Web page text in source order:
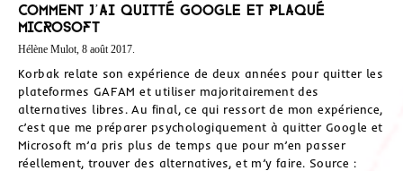
Comment j’ai quitté Google et plaqué
Microsoft
Hélène Mulot, 8 août 2017.
Korbak relate son expérience de deux années pour quitter les
plateformes GAFAM et utiliser majoritairement des
alternatives libres. Au final, ce qui ressort de mon expérience,
c’est que me préparer psychologiquement à quitter Google et
Microsoft m’a pris plus de temps que pour m’en passer
réellement, trouver des alternatives, et m’y faire. Source :